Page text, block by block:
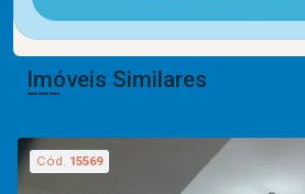
Imóveis Similares
Cód. 15569